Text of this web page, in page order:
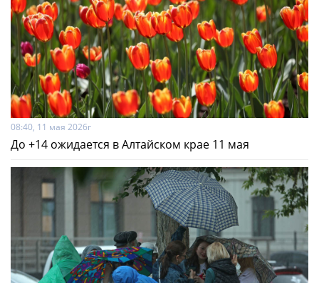
08:40, 11 мая 2026г
До +14 ожидается в Алтайском крае 11 мая